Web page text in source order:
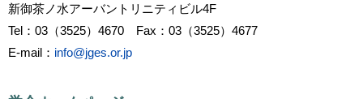
新御茶ノ水アーバントリニティビル4F
Tel：03（3525）4670 Fax：03（3525）4677
E-mail： info@jges.or.jp